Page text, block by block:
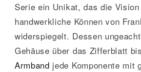
Serie ein Unikat, das die
handwerkliche Können von
widerspiegelt. Dessen
Gehäuse über das Zifferblatt
Armband jede Komponente mit